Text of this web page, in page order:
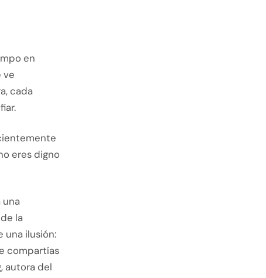
en
ve
cada
eres digno
una
la
una ilusión:
compartías
autora del